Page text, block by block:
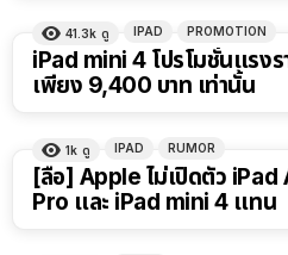
41.3k ดู IPAD PROMOTION
iPad mini 4 โปรโมชั่นแรง
เพียง 9,400 บาท เท่านั้น
1k ดู IPAD RUMOR
[ลือ] Apple ไม่เปิดตัว
Pro และ iPad mini 4 แทน